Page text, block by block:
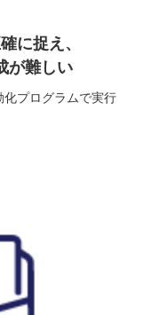
に捉え、
が難しい
プログラムで実行